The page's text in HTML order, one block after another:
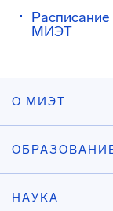
Расписание
МИЭТ
О МИЭТ
НАУКА